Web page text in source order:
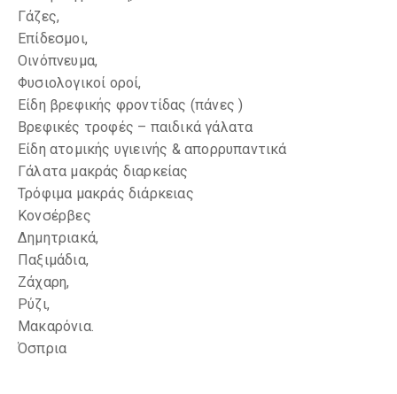
Γάζες,
Επίδεσμοι,
Οινόπνευμα,
Φυσιολογικοί οροί,
Είδη βρεφικής φροντίδας (πάνες )
Βρεφικές τροφές – παιδικά γάλατα
Είδη ατομικής υγιεινής & απορρυπαντικά
Γάλατα μακράς διαρκείας
Τρόφιμα μακράς διάρκειας
Κονσέρβες
Δημητριακά,
Παξιμάδια,
Ζάχαρη,
Ρύζι,
Μακαρόνια.
Όσπρια